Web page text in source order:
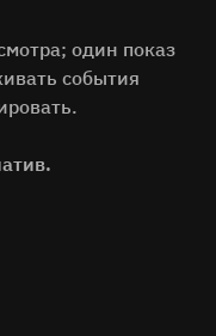
один показ
события